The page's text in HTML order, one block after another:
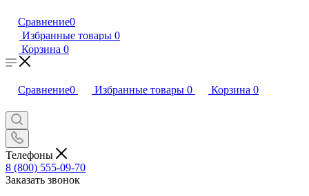
Сравнение0
Избранные товары 0
Корзина 0
Сравнение0 Избранные товары 0 Корзина 0
Телефоны
8 (800) 555-09-70
Заказать звонок